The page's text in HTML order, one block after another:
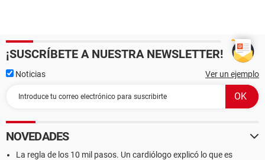
¡SUSCRÍBETE A NUESTRA NEWSLETTER!
Noticias Ver un ejemplo
NOVEDADES
La regla de los 10 mil pasos. Un cardiólogo explicó lo que es